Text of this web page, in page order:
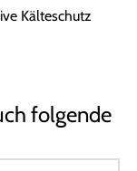
Kälteschutz
folgende